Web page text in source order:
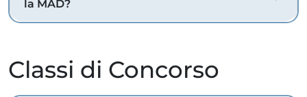
la MAD?
Classi di Concorso